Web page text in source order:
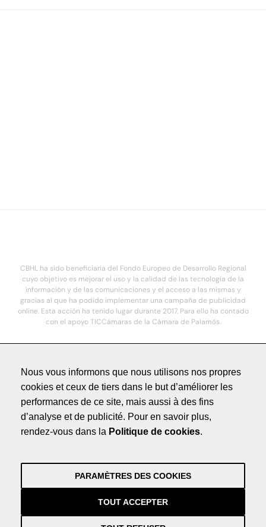
CBHL ha sido beneficiaria del Fondo Europeo de Desarrollo Regional
cuyo objetivo es mejorar el uso y la calidad de las tecnología de la
información y de las comunicaciones y el acceso a las mismas y
gracias al que ha podido implementar una campaña de publicidad
online. Esta acción ha tenido lugar durante 2017. Para ello ha contado
con el apoyo TICCámaras de la Cámara de Palamós.
© 2021. COSTA BRAVA HOTELS DE LUXE - Todos los derechos reservados
Politique de Confidentialité
Politique de Confidentialité
Nous vous informons que nous utilisons nos propres
cookies et ceux de tiers dans le but d’améliorer les
performances de ce site, mais aussi à des fins
d’analyse et de publicité. Pour en savoir plus,
rendez-vous dans la Politique de cookies.
PARAMÈTRES DES COOKIES
TOUT ACCEPTER